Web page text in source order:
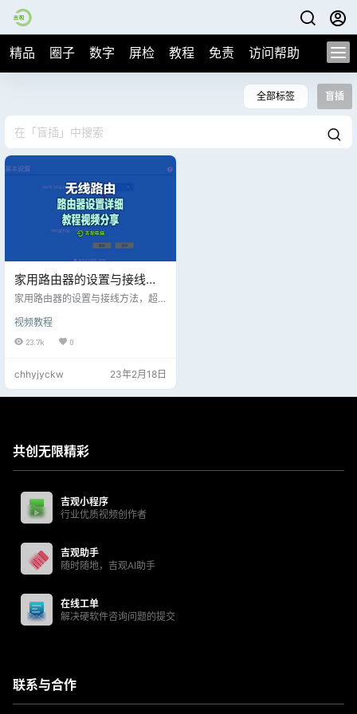
精品 圈子 数字 屏检 教程 免责 访问帮助
全部标签 盲插
家用路由器的设置与接线方
法，超级干货记得收藏！
家用路由器的设置与接线方法，超
新款盲插路由器】
视频教程
23.7k 0
chhyjyckw 23年2月18日
共创无限精彩
吉观小程序
行业优质视频创作者
吉观助手
随时随地，吉观AI助手
在线工单
解决硬软件咨询问题的提交
联系与合作